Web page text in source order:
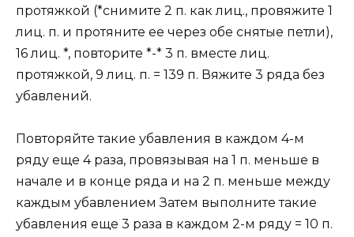
протяжкой (*снимите 2 п. как лиц., провяжите 1
лиц. п. и протяните ее через обе снятые петли),
16 лиц. *, повторите *-* 3 п. вместе лиц.
протяжкой, 9 лиц. п. = 139 п. Вяжите 3 ряда без
убавлений.
Повторяйте такие убавления в каждом 4-м
ряду еще 4 раза, провязывая на 1 п. меньше в
начале и в конце ряда и на 2 п. меньше между
каждым убавлением Затем выполните такие
убавления еще 3 раза в каждом 2-м ряду = 10 п.